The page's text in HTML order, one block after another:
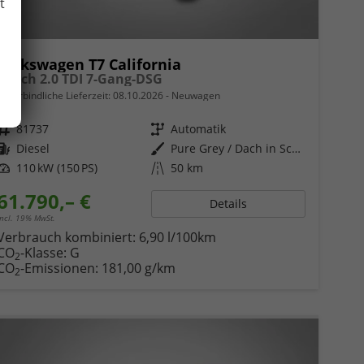
Volkswagen T7 California
Beach 2.0 TDI 7-Gang-DSG
unverbindliche Lieferzeit: 08.10.2026 Neuwagen
Fahrzeugnr. 81737 Getriebe Automatik
Kraftstoff Diesel Außenfarbe
Pure Grey / Dach in Schwarz
Leistung 110 kW (150 PS) Kilometerstand 50 km
€
19% MwSt.
Details
kombiniert: 6,90 l/100km
2-Klasse: G
2-Emissionen: 181,00 g/km